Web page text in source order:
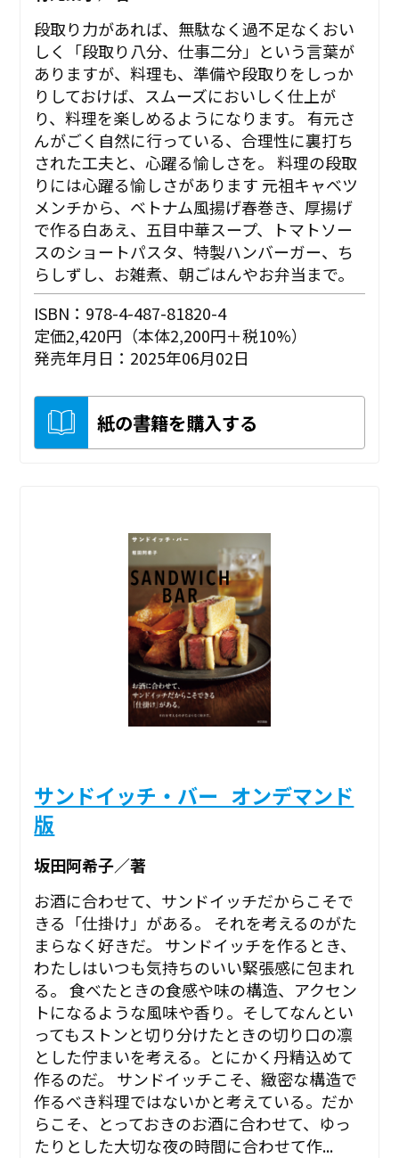
段取り力があれば、無駄なく過不足なくおい
しく「段取り八分、仕事二分」という言葉が
ありますが、料理も、準備や段取りをしっか
りしておけば、スムーズにおいしく仕上が
り、料理を楽しめるようになります。 有元さ
んがごく自然に行っている、合理性に裏打ち
された工夫と、心躍る愉しさを。 ――料理の段取
りには心躍る愉しさがあります 元祖キャベツ
メンチから、ベトナム風揚げ春巻き、厚揚げ
で作る白あえ、五目中華スープ、トマトソー
スのショートパスタ、特製ハンバーガー、ち
らしずし、お雑煮、朝ごはんやお弁当まで。
ISBN：978-4-487-81820-4
定価2,420円（本体2,200円＋税10%）
発売年月日：2025年06月02日
紙の書籍を購入する
サンドイッチ・バー_オンデマンド
版
坂田阿希子／著
お酒に合わせて、サンドイッチだからこそで
きる「仕掛け」がある。 それを考えるのがた
まらなく好きだ。 サンドイッチを作るとき、
わたしはいつも気持ちのいい緊張感に包まれ
る。 食べたときの食感や味の構造、アクセン
トになるような風味や香り。そしてなんとい
ってもストンと切り分けたときの切り口の凛
とした佇まいを考える。とにかく丹精込めて
作るのだ。 サンドイッチこそ、緻密な構造で
作るべき料理ではないかと考えている。だか
らこそ、とっておきのお酒に合わせて、ゆっ
たりとした大切な夜の時間に合わせて作...